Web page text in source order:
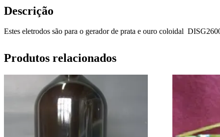
Descrição
Estes eletrodos são para o gerador de prata e ouro coloidal
Produtos relacionados